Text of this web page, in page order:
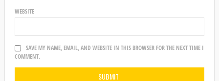
WEBSITE
SAVE MY NAME, EMAIL, AND WEBSITE IN THIS BROWSER FOR THE NEXT TIME I
COMMENT.